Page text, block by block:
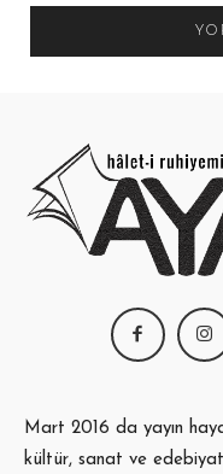
Mart 2016 da yayın
kültür, sanat ve